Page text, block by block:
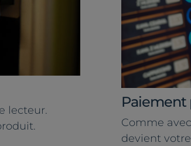
lecteur.
Paiement
Comme
devient